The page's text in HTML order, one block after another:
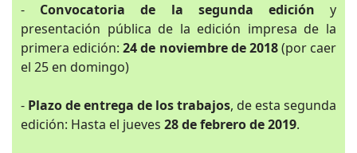
- Convocatoria de la segunda edición y
presentación pública de la edición impresa de la
primera edición:24 de noviembre de 2018(por caer
el 25 en domingo)
- Plazo de entrega de los trabajos, de esta segunda
edición: Hasta el jueves 28 de febrero de 2019.